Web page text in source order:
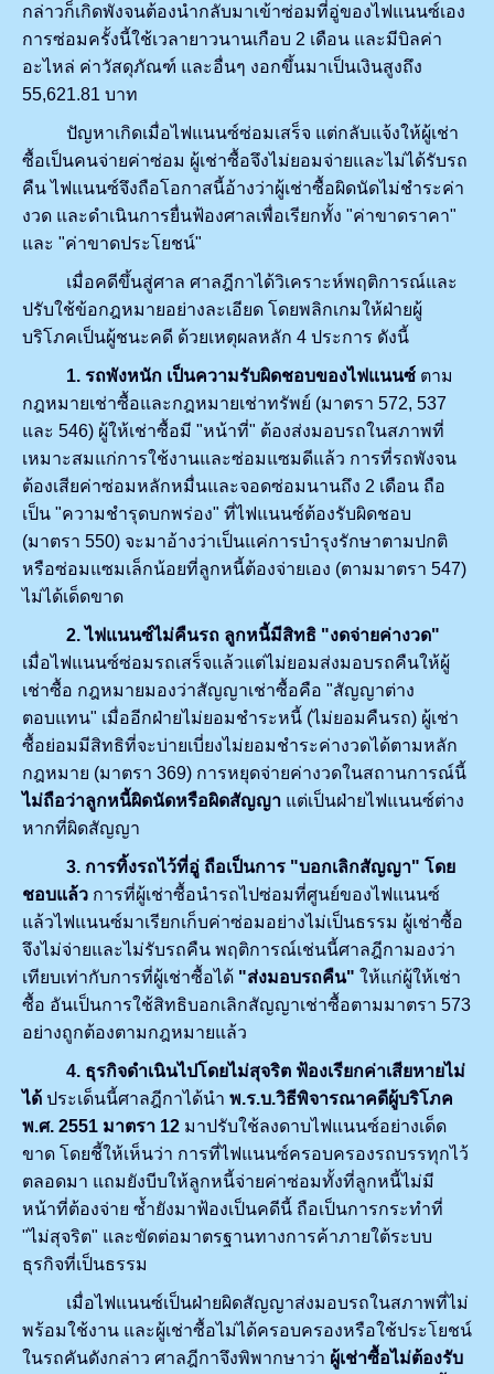
กล่าวก็เกิดพังจนต้องนำกลับมาเข้าซ่อมที่อู่ของไฟแนนซ์เอง
การซ่อมครั้งนี้ใช้เวลายาวนานเกือบ 2 เดือน และมีบิลค่า
อะไหล่ ค่าวัสดุภัณฑ์ และอื่นๆ งอกขึ้นมาเป็นเงินสูงถึง
55,621.81 บาท
ปัญหาเกิดเมื่อไฟแนนซ์ซ่อมเสร็จ แต่กลับแจ้งให้ผู้เช่า
ซื้อเป็นคนจ่ายค่าซ่อม ผู้เช่าซื้อจึงไม่ยอมจ่ายและไม่ได้รับรถ
คืน ไฟแนนซ์จึงถือโอกาสนี้อ้างว่าผู้เช่าซื้อผิดนัดไม่ชำระค่า
งวด และดำเนินการยื่นฟ้องศาลเพื่อเรียกทั้ง "ค่าขาดราคา"
และ "ค่าขาดประโยชน์"
เมื่อคดีขึ้นสู่ศาล ศาลฎีกาได้วิเคราะห์พฤติการณ์และ
ปรับใช้ข้อกฎหมายอย่างละเอียด โดยพลิกเกมให้ฝ่ายผู้
บริโภคเป็นผู้ชนะคดี ด้วยเหตุผลหลัก 4 ประการ ดังนี้
1. รถพังหนัก เป็นความรับผิดชอบของไฟแนนซ์ ตาม
กฎหมายเช่าซื้อและกฎหมายเช่าทรัพย์ (มาตรา 572, 537
และ 546) ผู้ให้เช่าซื้อมี "หน้าที่" ต้องส่งมอบรถในสภาพที่
เหมาะสมแก่การใช้งานและซ่อมแซมดีแล้ว การที่รถพังจน
ต้องเสียค่าซ่อมหลักหมื่นและจอดซ่อมนานถึง 2 เดือน ถือ
เป็น "ความชำรุดบกพร่อง" ที่ไฟแนนซ์ต้องรับผิดชอบ
(มาตรา 550) จะมาอ้างว่าเป็นแค่การบำรุงรักษาตามปกติ
หรือซ่อมแซมเล็กน้อยที่ลูกหนี้ต้องจ่ายเอง (ตามมาตรา 547)
ไม่ได้เด็ดขาด
2. ไฟแนนซ์ไม่คืนรถ ลูกหนี้มีสิทธิ "งดจ่ายค่างวด"
เมื่อไฟแนนซ์ซ่อมรถเสร็จแล้วแต่ไม่ยอมส่งมอบรถคืนให้ผู้
เช่าซื้อ กฎหมายมองว่าสัญญาเช่าซื้อคือ "สัญญาต่าง
ตอบแทน" เมื่ออีกฝ่ายไม่ยอมชำระหนี้ (ไม่ยอมคืนรถ) ผู้เช่า
ซื้อย่อมมีสิทธิที่จะบ่ายเบี่ยงไม่ยอมชำระค่างวดได้ตามหลัก
กฎหมาย (มาตรา 369) การหยุดจ่ายค่างวดในสถานการณ์นี้
ไม่ถือว่าลูกหนี้ผิดนัดหรือผิดสัญญา แต่เป็นฝ่ายไฟแนนซ์ต่าง
หากที่ผิดสัญญา
3. การทิ้งรถไว้ที่อู่ ถือเป็นการ "บอกเลิกสัญญา" โดย
ชอบแล้ว การที่ผู้เช่าซื้อนำรถไปซ่อมที่ศูนย์ของไฟแนนซ์
แล้วไฟแนนซ์มาเรียกเก็บค่าซ่อมอย่างไม่เป็นธรรม ผู้เช่าซื้อ
จึงไม่จ่ายและไม่รับรถคืน พฤติการณ์เช่นนี้ศาลฎีกามองว่า
เทียบเท่ากับการที่ผู้เช่าซื้อได้ "ส่งมอบรถคืน" ให้แก่ผู้ให้เช่า
ซื้อ อันเป็นการใช้สิทธิบอกเลิกสัญญาเช่าซื้อตามมาตรา 573
อย่างถูกต้องตามกฎหมายแล้ว
4. ธุรกิจดำเนินไปโดยไม่สุจริต ฟ้องเรียกค่าเสียหายไม่
ได้ ประเด็นนี้ศาลฎีกาได้นำ พ.ร.บ.วิธีพิจารณาคดีผู้บริโภค
พ.ศ. 2551 มาตรา 12 มาปรับใช้ลงดาบไฟแนนซ์อย่างเด็ด
ขาด โดยชี้ให้เห็นว่า การที่ไฟแนนซ์ครอบครองรถบรรทุกไว้
ตลอดมา แถมยังบีบให้ลูกหนี้จ่ายค่าซ่อมทั้งที่ลูกหนี้ไม่มี
หน้าที่ต้องจ่าย ซ้ำยังมาฟ้องเป็นคดีนี้ ถือเป็นการกระทำที่
"ไม่สุจริต" และขัดต่อมาตรฐานทางการค้าภายใต้ระบบ
ธุรกิจที่เป็นธรรม
เมื่อไฟแนนซ์เป็นฝ่ายผิดสัญญาส่งมอบรถในสภาพที่ไม่
พร้อมใช้งาน และผู้เช่าซื้อไม่ได้ครอบครองหรือใช้ประโยชน์
ในรถคันดังกล่าว ศาลฎีกาจึงพิพากษาว่า ผู้เช่าซื้อไม่ต้องรับ